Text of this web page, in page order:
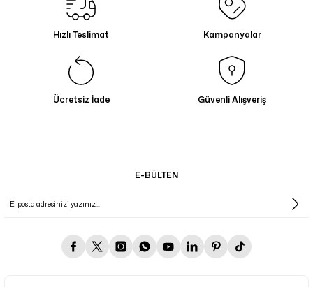
Hızlı Teslimat Kampanyalar
Ücretsiz İade Güvenli Alışveriş
E-BÜLTEN